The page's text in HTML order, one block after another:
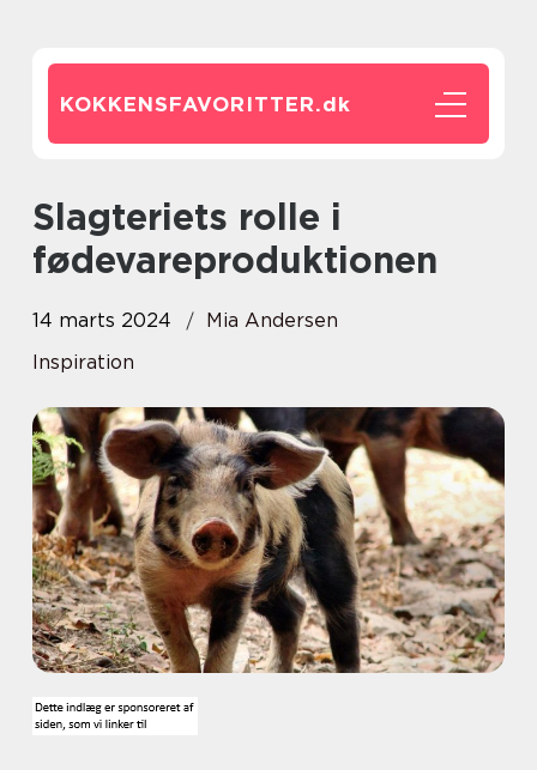
KOKKENSFAVORITTER.dk
Slagteriets rolle i
fødevareproduktionen
14 marts 2024
Mia Andersen
Inspiration